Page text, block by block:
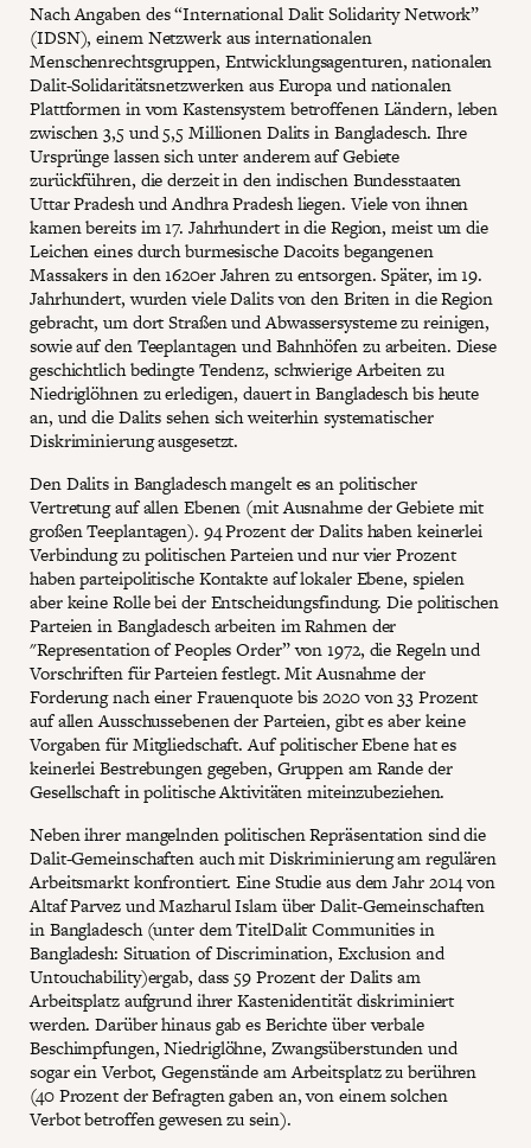
Nach Angaben des “International Dalit Solidarity Network”
(IDSN), einem Netzwerk aus internationalen
Menschenrechtsgruppen, Entwicklungsagenturen, nationalen
Dalit-Solidaritätsnetzwerken aus Europa und nationalen
Plattformen in vom Kastensystem betroffenen Ländern, leben
zwischen 3,5 und 5,5 Millionen Dalits in Bangladesch. Ihre
Ursprünge lassen sich unter anderem auf Gebiete
zurückführen, die derzeit in den indischen Bundesstaaten
Uttar Pradesh und Andhra Pradesh liegen. Viele von ihnen
kamen bereits im 17. Jahrhundert in die Region, meist um die
Leichen eines durch burmesische Dacoits begangenen
Massakers in den 1620er Jahren zu entsorgen. Später, im 19.
Jahrhundert, wurden viele Dalits von den Briten in die Region
gebracht, um dort Straßen und Abwassersysteme zu reinigen,
sowie auf den Teeplantagen und Bahnhöfen zu arbeiten. Diese
geschichtlich bedingte Tendenz, schwierige Arbeiten zu
Niedriglöhnen zu erledigen, dauert in Bangladesch bis heute
an, und die Dalits sehen sich weiterhin systematischer
Diskriminierung ausgesetzt.
Den Dalits in Bangladesch mangelt es an politischer
Vertretung auf allen Ebenen (mit Ausnahme der Gebiete mit
großen Teeplantagen). 94 Prozent der Dalits haben keinerlei
Verbindung zu politischen Parteien und nur vier Prozent
haben parteipolitische Kontakte auf lokaler Ebene, spielen
aber keine Rolle bei der Entscheidungsfindung. Die politischen
Parteien in Bangladesch arbeiten im Rahmen der
"Representation of Peoples Order” von 1972, die Regeln und
Vorschriften für Parteien festlegt. Mit Ausnahme der
Forderung nach einer Frauenquote bis 2020 von 33 Prozent
auf allen Ausschussebenen der Parteien, gibt es aber keine
Vorgaben für Mitgliedschaft. Auf politischer Ebene hat es
keinerlei Bestrebungen gegeben, Gruppen am Rande der
Gesellschaft in politische Aktivitäten miteinzubeziehen.
Neben ihrer mangelnden politischen Repräsentation sind die
Dalit-Gemeinschaften auch mit Diskriminierung am regulären
Arbeitsmarkt konfrontiert. Eine Studie aus dem Jahr 2014 von
Altaf Parvez und Mazharul Islam über Dalit-Gemeinschaften
in Bangladesch (unter dem TitelDalit Communities in
Bangladesh: Situation of Discrimination, Exclusion and
Untouchability)ergab, dass 59 Prozent der Dalits am
Arbeitsplatz aufgrund ihrer Kastenidentität diskriminiert
werden. Darüber hinaus gab es Berichte über verbale
Beschimpfungen, Niedriglöhne, Zwangsüberstunden und
sogar ein Verbot, Gegenstände am Arbeitsplatz zu berühren
(40 Prozent der Befragten gaben an, von einem solchen
Verbot betroffen gewesen zu sein).